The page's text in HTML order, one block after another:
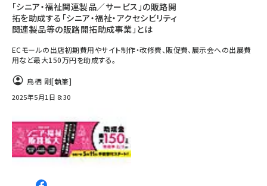
「シニア・福祉関連製品／サービス」の販路開
拓を助成する「シニア・福祉・アクセシビリティ
関連製品等の販路開拓助成事業」とは
ECモールの出店初期費用やサイト制作・改修費、販促費、展示会への出展費
用など最大150万円を助成する。
鳥栖 剛[執筆]
2025年5月1日 8:30